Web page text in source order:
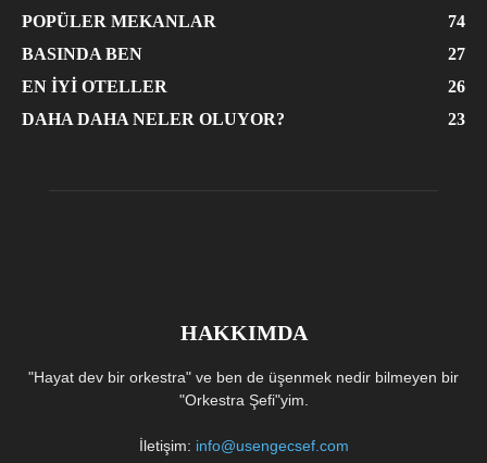
POPÜLER MEKANLAR
74
BASINDA BEN
27
EN İYI OTELLER
26
DAHA DAHA NELER OLUYOR?
23
HAKKIMDA
"Hayat dev bir orkestra" ve ben de üşenmek nedir bilmeyen bir
"Orkestra Şefi"yim.
İletişim: info@usengecsef.com